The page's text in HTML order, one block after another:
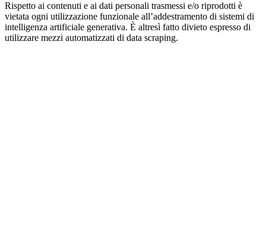
Rispetto ai contenuti e ai dati personali trasmessi e/o riprodotti è
vietata ogni utilizzazione funzionale all’addestramento di sistemi di
intelligenza artificiale generativa. È altresì fatto divieto espresso di
utilizzare mezzi automatizzati di data scraping.